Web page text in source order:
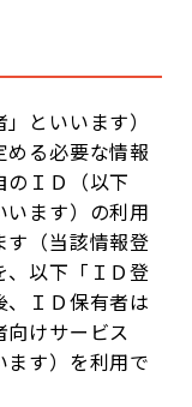
といいます）
める必要な情報
ＩＤ（以下
ます）の利用
す（当該情報登
以下「ＩＤ登
ＩＤ保有者は
けサービス
ます）を利用で